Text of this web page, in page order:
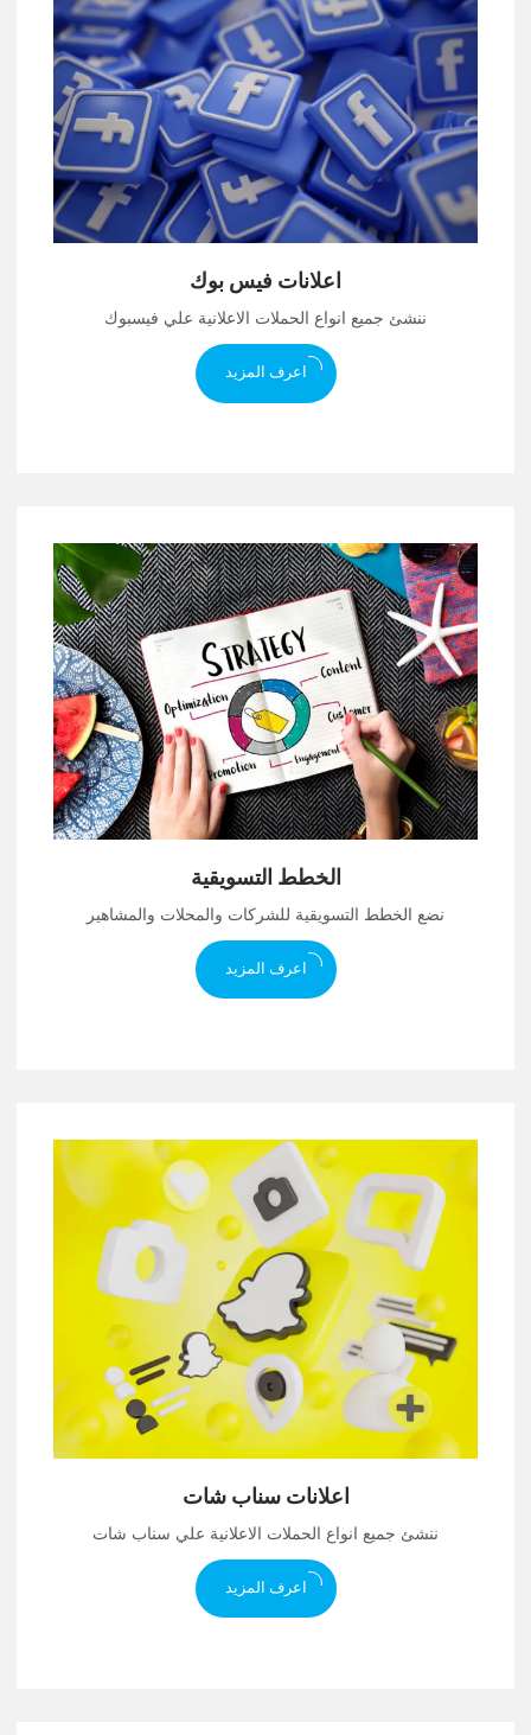
اعلانات فيس بوك
ننشئ جميع انواع الحملات الاعلانية علي فيسبوك
اعرف المزيد
الخطط التسويقية
نضع الخطط التسويقية للشركات والمحلات والمشاهير
اعرف المزيد
اعلانات سناب شات
ننشئ جميع انواع الحملات الاعلانية علي سناب شات
اعرف المزيد